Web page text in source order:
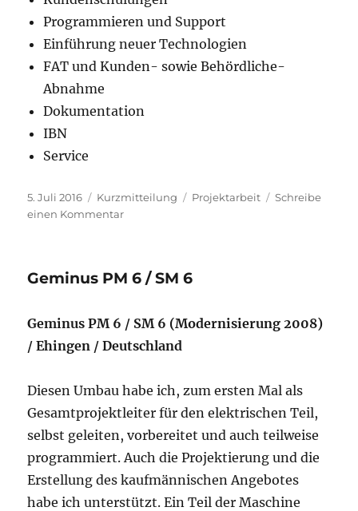
Programmieren und Support
Einführung neuer Technologien
FAT und Kunden- sowie Behördliche-
Abnahme
Dokumentation
IBN
Service
Veröffentlicht
am
5. Juli 2016 Format
Kurzmitteilung Schlagwörter
Projektarbeit
Schreibe
einen Kommentarzu
Geminus PM 6 / SM 6
Geminus PM 6 / SM 6 (Modernisierung 2008)
/ Ehingen / Deutschland
Diesen Umbau habe ich, zum ersten Mal als
Gesamtprojektleiter für den elektrischen Teil,
selbst geleiten, vorbereitet und auch teilweise
programmiert. Auch die Projektierung und die
Erstellung des kaufmännischen Angebotes
habe ich unterstützt. Ein Teil der Maschine